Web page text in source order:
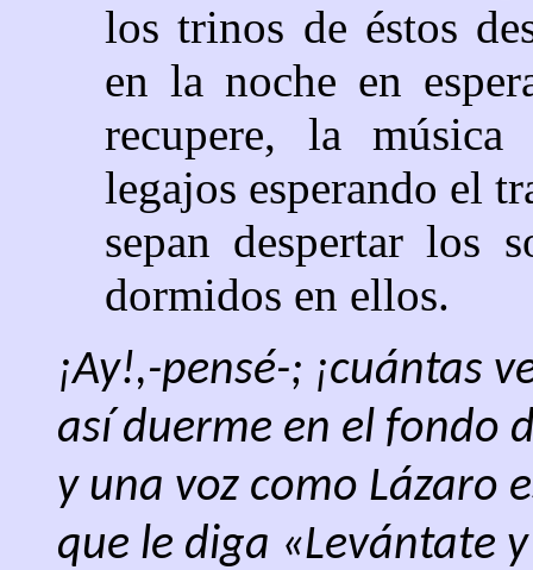
los trinos de éstos
en la noche en
recupere, la
legajos esperando el
sepan despertar los
dormidos en ellos.
¡Ay!,-pensé-; ¡cuántas
así duerme en el fondo
y una voz como Lázaro
que le diga «Levántate